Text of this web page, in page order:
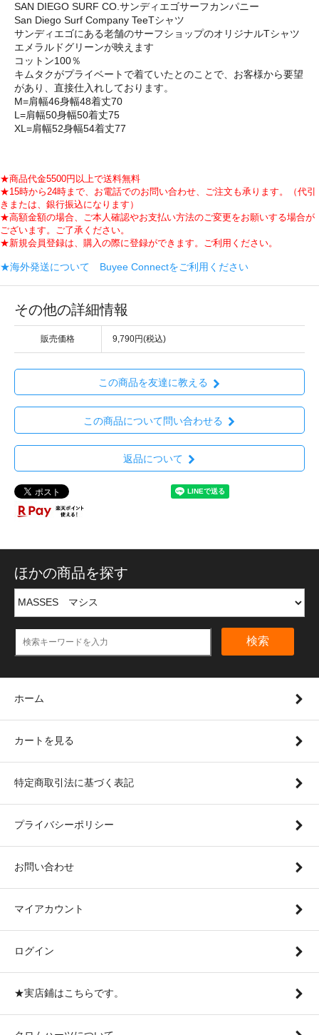
SAN DIEGO SURF CO.サンディエゴサーフカンパニー
San Diego Surf Company TeeTシャツ
サンディエゴにある老舗のサーフショップのオリジナルTシャツ
エメラルドグリーンが映えます
コットン100％
キムタクがプライベートで着ていたとのことで、お客様から要望
があり、直接仕入れしております。
M=肩幅46身幅48着丈70
L=肩幅50身幅50着丈75
XL=肩幅52身幅54着丈77
★商品代金5500円以上で送料無料
★15時から24時まで、お電話でのお問い合わせ、ご注文も承ります。（代引
きまたは、銀行振込になります）
★高額金額の場合、ご本人確認やお支払い方法のご変更をお願いする場合が
ございます。ご了承ください。
★新規会員登録は、購入の際に登録ができます。ご利用ください。
★海外発送について Buyee Connectをご利用ください
その他の詳細情報
販売価格 9,790円(税込)
この商品を友達に教える
この商品について問い合わせる
返品について
ほかの商品を探す
検索
ホーム
カートを見る
特定商取引法に基づく表記
プライバシーポリシー
お問い合わせ
マイアカウント
ログイン
★実店鋪はこちらです。